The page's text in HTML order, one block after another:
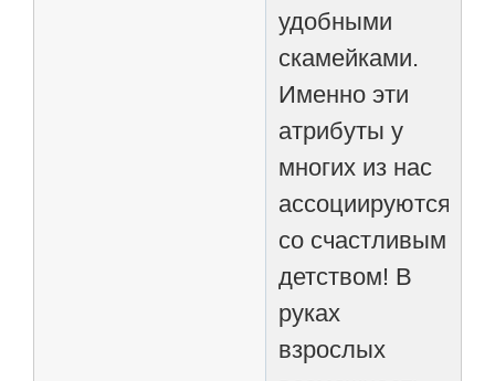
удобными
скамейками.
Именно эти
атрибуты у
многих из нас
ассоциируются
со счастливым
детством! В
руках
взрослых